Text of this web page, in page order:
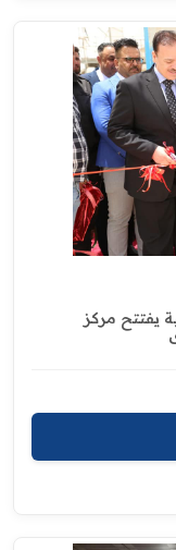
يفتتح مركز